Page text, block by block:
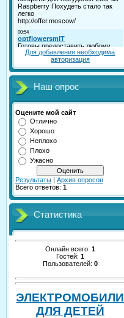
Для добавления необходима
авторизация
Наш опрос
Оцените мой сайт
Отлично
Хорошо
Неплохо
Плохо
Ужасно
Результаты | Архив опросов
Всего ответов: 1
Статистика
Онлайн всего: 1
Гостей: 1
Пользователей: 0
ЭЛЕКТРОМОБИЛИ
ДЛЯ ДЕТЕЙ